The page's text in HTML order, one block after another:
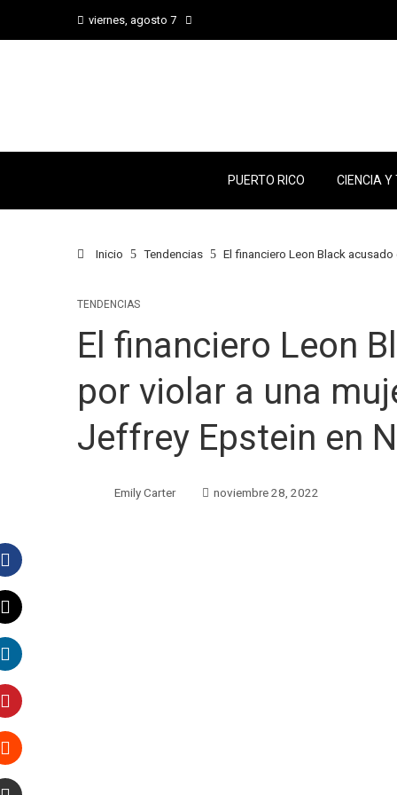
viernes, agosto 7
PUERTO RICO CIENCIA Y
Inicio Tendencias El financiero Leon Black
TENDENCIAS
El financiero Leon
por violar a una
Jeffrey Epstein en
Emily Carter noviembre 28, 2022
Facebook
Twitter
LinkedIn
Pinterest
Stumbleupon